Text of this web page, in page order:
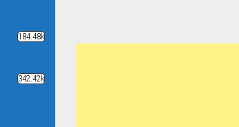
184.48k
342.42k